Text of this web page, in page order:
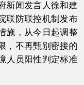
新闻发言人徐和建
联防联控机制发布
施，从今日起调整
，不再甄别密接的
人员阳性判定标准